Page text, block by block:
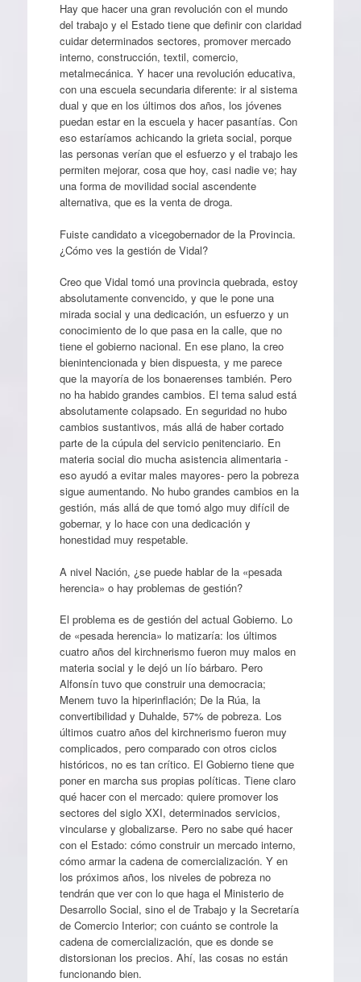
Hay que hacer una gran revolución con el mundo
del trabajo y el Estado tiene que definir con claridad
cuidar determinados sectores, promover mercado
interno, construcción, textil, comercio,
metalmecánica. Y hacer una revolución educativa,
con una escuela secundaria diferente: ir al sistema
dual y que en los últimos dos años, los jóvenes
puedan estar en la escuela y hacer pasantías. Con
eso estaríamos achicando la grieta social, porque
las personas verían que el esfuerzo y el trabajo les
permiten mejorar, cosa que hoy, casi nadie ve; hay
una forma de movilidad social ascendente
alternativa, que es la venta de droga.
Fuiste candidato a vicegobernador de la Provincia.
¿Cómo ves la gestión de Vidal?
Creo que Vidal tomó una provincia quebrada, estoy
absolutamente convencido, y que le pone una
mirada social y una dedicación, un esfuerzo y un
conocimiento de lo que pasa en la calle, que no
tiene el gobierno nacional. En ese plano, la creo
bienintencionada y bien dispuesta, y me parece
que la mayoría de los bonaerenses también. Pero
no ha habido grandes cambios. El tema salud está
absolutamente colapsado. En seguridad no hubo
cambios sustantivos, más allá de haber cortado
parte de la cúpula del servicio penitenciario. En
materia social dio mucha asistencia alimentaria -
eso ayudó a evitar males mayores- pero la pobreza
sigue aumentando. No hubo grandes cambios en la
gestión, más allá de que tomó algo muy difícil de
gobernar, y lo hace con una dedicación y
honestidad muy respetable.
A nivel Nación, ¿se puede hablar de la «pesada
herencia» o hay problemas de gestión?
El problema es de gestión del actual Gobierno. Lo
de «pesada herencia» lo matizaría: los últimos
cuatro años del kirchnerismo fueron muy malos en
materia social y le dejó un lío bárbaro. Pero
Alfonsín tuvo que construir una democracia;
Menem tuvo la hiperinflación; De la Rúa, la
convertibilidad y Duhalde, 57% de pobreza. Los
últimos cuatro años del kirchnerismo fueron muy
complicados, pero comparado con otros ciclos
históricos, no es tan crítico. El Gobierno tiene que
poner en marcha sus propias políticas. Tiene claro
qué hacer con el mercado: quiere promover los
sectores del siglo XXI, determinados servicios,
vincularse y globalizarse. Pero no sabe qué hacer
con el Estado: cómo construir un mercado interno,
cómo armar la cadena de comercialización. Y en
los próximos años, los niveles de pobreza no
tendrán que ver con lo que haga el Ministerio de
Desarrollo Social, sino el de Trabajo y la Secretaría
de Comercio Interior; con cuánto se controle la
cadena de comercialización, que es donde se
distorsionan los precios. Ahí, las cosas no están
funcionando bien.